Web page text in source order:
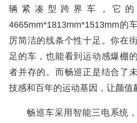
辆紧凑型跨界车，它的
4665mm*1813mm*1513mm的
厉简洁的线条个性十足。你在
足的车，也能看到运动感爆棚
者并存的。而畅巡正是结合了
技感和百年的运动基因，让颜值
畅巡车采用智能三电系统